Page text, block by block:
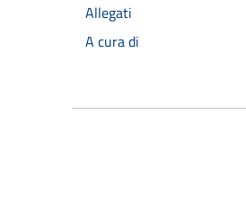
Allegati
A cura di